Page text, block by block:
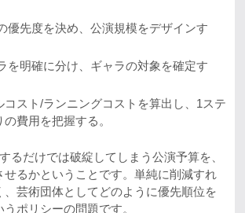
優先度を決め、公演規模をデザインす
を明確に分け、ギャラの対象を確定す
コスト/ランニングコストを算出し、1ステ
費用を把握する。
るだけでは破綻してしまう公演予算を、
せるかということです。単純に削減すれ
、芸術団体としてどのように優先順位を
ポリシーの問題です。